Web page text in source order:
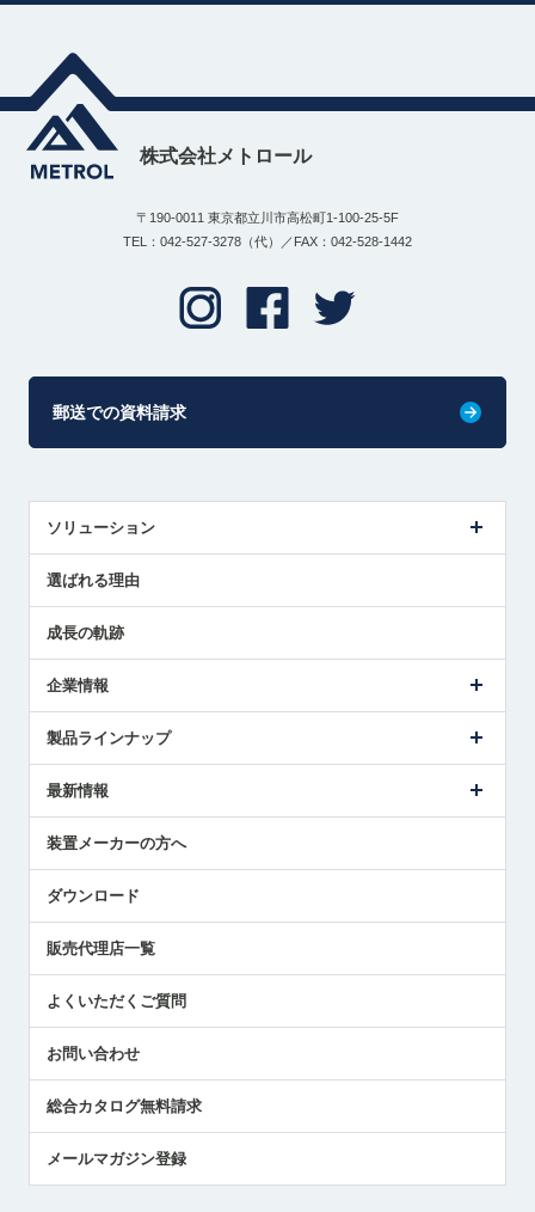
株式会社メトロール
〒190-0011 東京都立川市高松町1-100-25-5F
TEL：042-527-3278（代）／FAX：042-528-1442
郵送での資料請求
ソリューション
解決策提案
選ばれる理由
成長の軌跡
企業情報
ごあいさつ
受賞履歴
採用情報
国/地域/言語
製品ラインナップ
ツールセッタ製品
エアマイクロセンサ製品
最新情報
メトロールの技術
社員ブログ
中小企業のBCP地震対策
センサのテクニカルガイド
社長ブログ
装置メーカーの方へ
ダウンロード
販売代理店一覧
よくいただくご質問
お問い合わせ
総合カタログ無料請求
メールマガジン登録